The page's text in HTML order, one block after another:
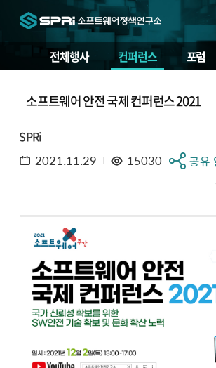
전체행사 컨퍼런스 포럼
소프트웨어 안전 국제 컨퍼런스 2021
SPRi
2021.11.29 15030
공유